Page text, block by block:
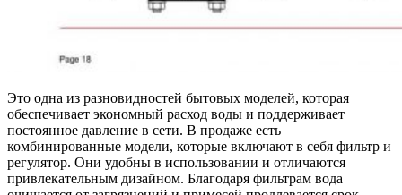
Это одна из разновидностей бытовых моделей, которая
обеспечивает экономный расход воды и поддерживает
постоянное давление в сети. В продаже есть
комбинированные модели, которые включают в себя фильтр и
регулятор. Они удобны в использовании и отличаются
привлекательным дизайном. Благодаря фильтрам вода